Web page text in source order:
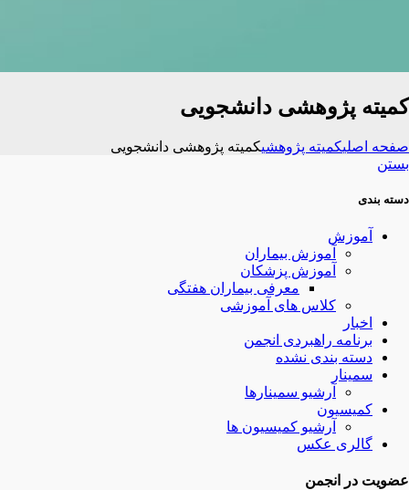
کمیته پژوهشی دانشجویی
صفحه اصلیکمیته پژوهشیکمیته پژوهشی دانشجویی
بستن
دسته بندی
آموزش
آموزش بیماران
آموزش پزشکان
معرفی بیماران هفتگی
کلاس های آموزشی
اخبار
برنامه راهبردی انجمن
دسته بندی نشده
سمینار
آرشیو سمینارها
کمیسیون
آرشیو کمیسیون ها
گالری عکس
عضویت در انجمن